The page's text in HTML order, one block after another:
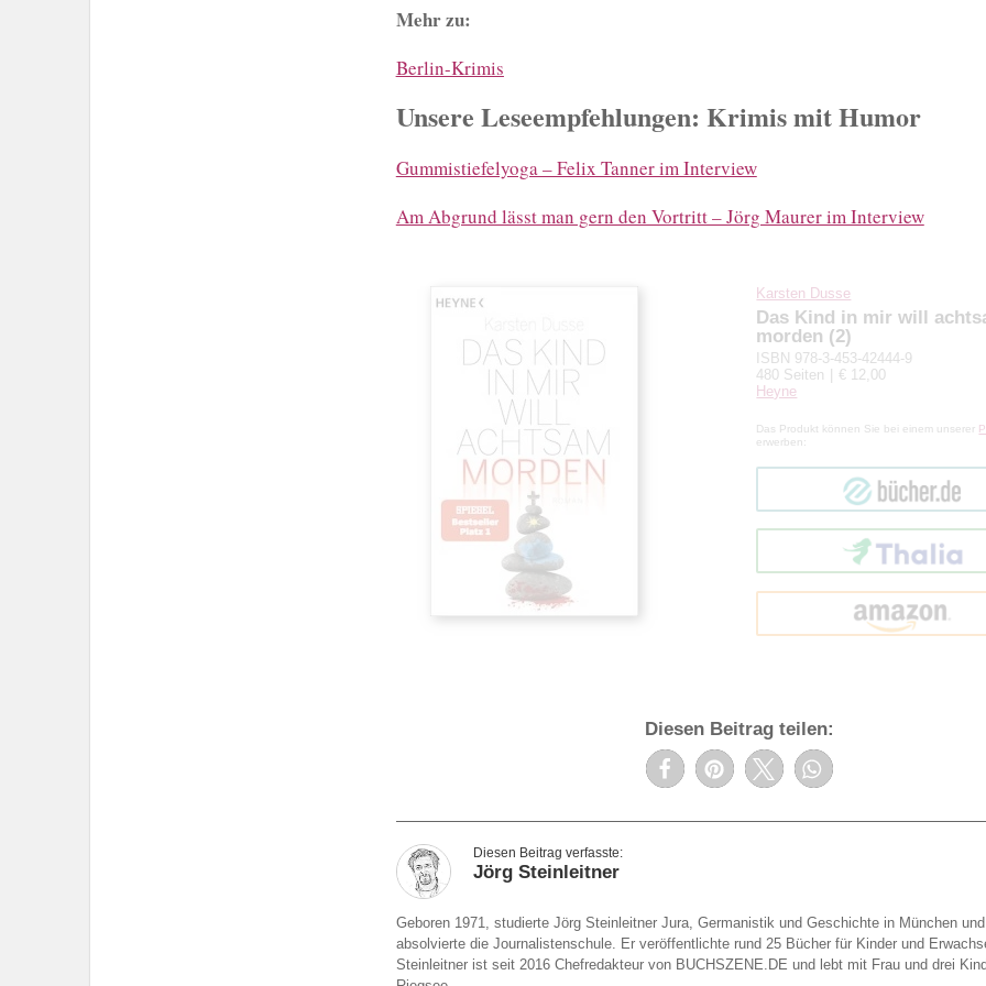
Mehr zu:
Berlin-Krimis
Unsere Leseempfehlungen: Krimis mit Humor
Gummistiefelyoga – Felix Tanner im Interview
Am Abgrund lässt man gern den Vortritt – Jörg Maurer im Interview
Karsten Dusse
Das Kind in mir will
morden (2)
ISBN 978-3-453-42444-9
480 Seiten
€ 12,00
Heyne
Das Produkt können Sie bei einem unserer
erwerben:
bücher.de
Thalia
amazon
Diesen Beitrag teilen:
Jörg Steinleitner
Geboren 1971, studierte Jörg Steinleitner Jura, Germanistik und Geschichte in München
absolvierte die Journalistenschule. Er veröffentlichte rund 25 Bücher für Kinder und
Steinleitner ist seit 2016 Chefredakteur von BUCHSZENE.DE und lebt mit Frau und drei